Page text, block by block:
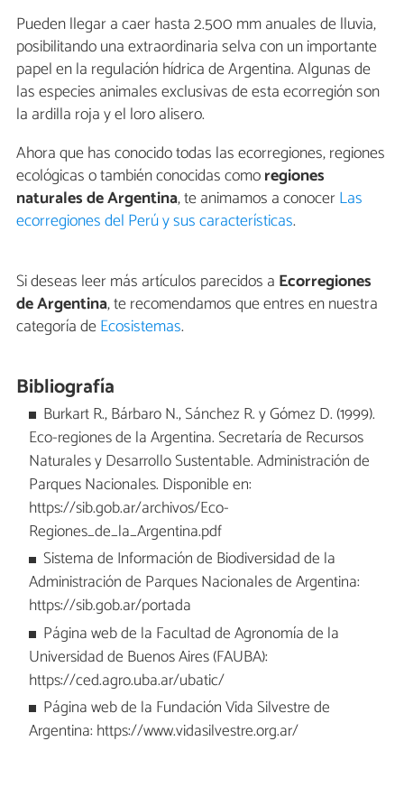
Pueden llegar a caer hasta 2.500 mm anuales de lluvia,
posibilitando una extraordinaria selva con un importante
papel en la regulación hídrica de Argentina. Algunas de
las especies animales exclusivas de esta ecorregión son
la ardilla roja y el loro alisero.
Ahora que has conocido todas las ecorregiones, regiones
ecológicas o también conocidas comoregiones
naturales de Argentina, te animamos a conocerLas
ecorregiones del Perú y sus características.
Si deseas leer más artículos parecidos a Ecorregiones
de Argentina, te recomendamos que entres en nuestra
categoría deEcosistemas.
Bibliografía
Burkart R., Bárbaro N., Sánchez R. y Gómez D. (1999).
Eco-regiones de la Argentina. Secretaría de Recursos
Naturales y Desarrollo Sustentable. Administración de
Parques Nacionales. Disponible en:
https://sib.gob.ar/archivos/Eco-
Regiones_de_la_Argentina.pdf
Sistema de Información de Biodiversidad de la
Administración de Parques Nacionales de Argentina:
https://sib.gob.ar/portada
Página web de la Facultad de Agronomía de la
Universidad de Buenos Aires (FAUBA):
https://ced.agro.uba.ar/ubatic/
Página web de la Fundación Vida Silvestre de
Argentina: https://www.vidasilvestre.org.ar/